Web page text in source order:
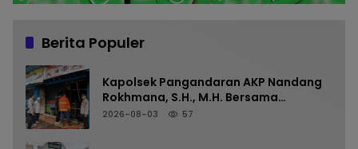
Berita Populer
Kapolsek Pangandaran AKP Nandang
Rokhmana, S.H., M.H. Bersama
Anggota Cek TKP Kebakaran Ruko
2026-08-03 57